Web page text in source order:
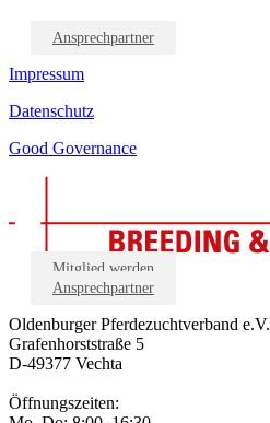
Ansprechpartner
Impressum
Datenschutz
Good Governance
Mitglied werden
Ansprechpartner
Oldenburger Pferdezuchtverband e.V.
Grafenhorststraße 5
D-49377 Vechta
Öffnungszeiten: